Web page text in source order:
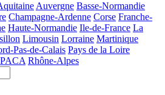
Auvergne Basse-Normandie
Champagne-Ardenne Corse Franche-
Haute-Normandie Ile-de-France La
Limousin Lorraine Martinique
Pas-de-Calais Pays de la Loire
PACA Rhône-Alpes